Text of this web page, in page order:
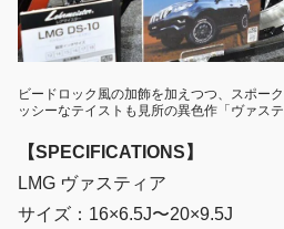
ビードロック風の加飾を加えつつ、スポー
ッシーなテイストも見所の異色作「ヴァス
【SPECIFICATIONS】
LMG ヴァスティア
サイズ：16×6.5J〜20×9.5J